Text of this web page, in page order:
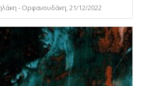
- Ορφανουδάκη, 21/12/2022